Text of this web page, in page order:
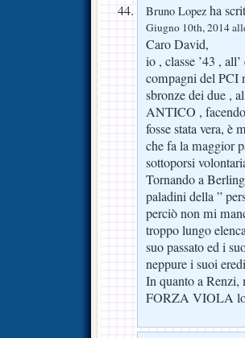
Bruno Lopez ha
Giugno 10th, 2014
Caro David,
io , classe ’43 ,
compagni del PCI
sbronze dei due ,
ANTICO ,
fosse stata vera, è
che fa la maggior
sottoporsi
Tornando a
paladini della ”
perciò non mi
troppo lungo
suo passato ed i
neppure i suoi
In quanto a Renzi,
FORZA VIOLA lo